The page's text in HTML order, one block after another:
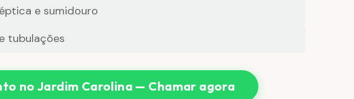
e sumidouro
tubulações
no Jardim Carolina — Chamar agora